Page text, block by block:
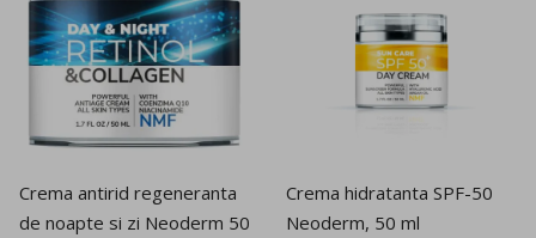
Crema antirid regeneranta
de noapte si zi Neoderm 50
Crema hidratanta SPF-50
Neoderm, 50 ml